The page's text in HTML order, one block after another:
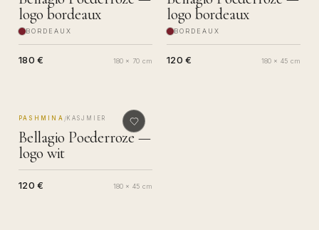
logo bordeaux
BORDEAUX
180 € 180 x 70 cm
logo bordeaux
BORDEAUX
120 € 180 x 45 cm
MADE IN COMO
PASHMINA /KASJMIER
Bellagio Poederroze —
logo wit
120 € 180 x 45 cm